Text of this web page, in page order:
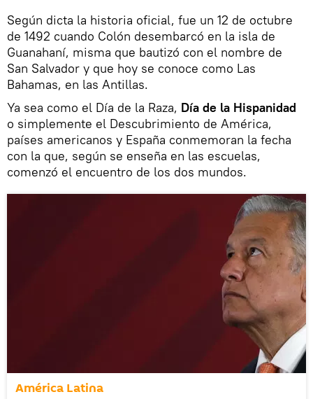
Según dicta la historia oficial, fue un 12 de octubre
de 1492 cuando Colón desembarcó en la isla de
Guanahaní, misma que bautizó con el nombre de
San Salvador y que hoy se conoce como Las
Bahamas, en las Antillas.
Ya sea como el Día de la Raza, Día de la Hispanidad
o simplemente el Descubrimiento de América,
países americanos y España conmemoran la fecha
con la que, según se enseña en las escuelas,
comenzó el encuentro de los dos mundos.
América Latina